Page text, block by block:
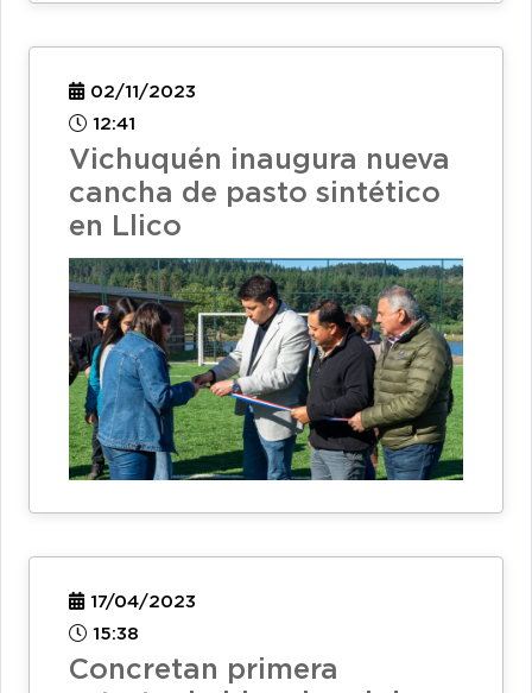
02/11/2023
12:41
Vichuquén inaugura nueva
cancha de pasto sintético
en Llico
17/04/2023
15:38
Concretan primera